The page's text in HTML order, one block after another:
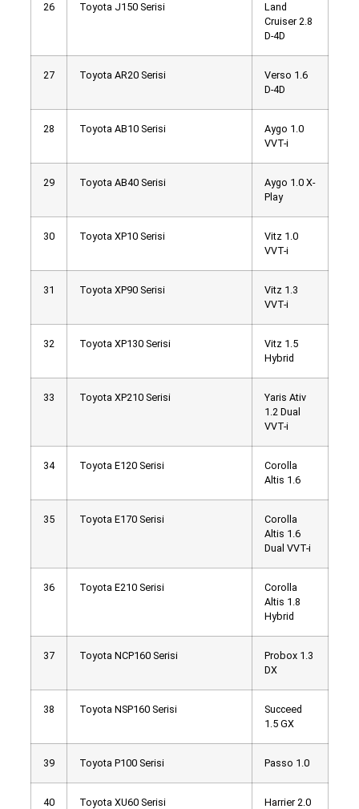
26 Toyota J150 Serisi
Land
Cruiser 2.8
D-4D
27 Toyota AR20 Serisi
Verso 1.6
D-4D
28 Toyota AB10 Serisi
Aygo 1.0
VVT-i
29 Toyota AB40 Serisi
Aygo 1.0 X-
Play
30 Toyota XP10 Serisi
Vitz 1.0
VVT-i
31 Toyota XP90 Serisi
Vitz 1.3
VVT-i
32 Toyota XP130 Serisi
Vitz 1.5
Hybrid
33 Toyota XP210 Serisi
Yaris Ativ
1.2 Dual
VVT-i
34 Toyota E120 Serisi
Corolla
Altis 1.6
35 Toyota E170 Serisi
Corolla
Altis 1.6
Dual VVT-i
36 Toyota E210 Serisi
Corolla
Altis 1.8
Hybrid
37 Toyota NCP160 Serisi
Probox 1.3
DX
38 Toyota NSP160 Serisi
Succeed
1.5 GX
39 Toyota P100 Serisi Passo 1.0
40 Toyota XU60 Serisi Harrier 2.0